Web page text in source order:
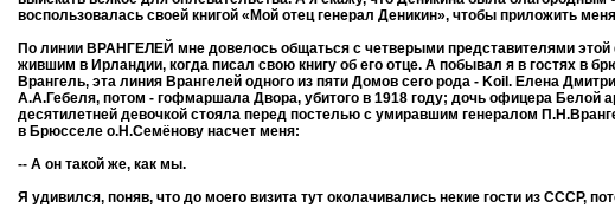
воспользовалась своей книгой «Мой отец генерал Деникин», чтобы приложить
По линии ВРАНГЕЛЕЙ мне довелось общаться с четверыми представителями
жившим в Ирландии, когда писал свою книгу об его отце. А побывал я в гостях
Врангель, эта линия Врангелей одного из пяти Домов сего рода - Koil. Елена
А.А.Гебеля, потом - гофмаршала Двора, убитого в 1918 году; дочь офицера Белой
десятилетней девочкой стояла перед постелью с умиравшим генералом
в Брюсселе о.Н.Семёнову насчет меня:
-- А он такой же, как мы.
Я удивился, поняв, что до моего визита тут околачивались некие гости из СССР,